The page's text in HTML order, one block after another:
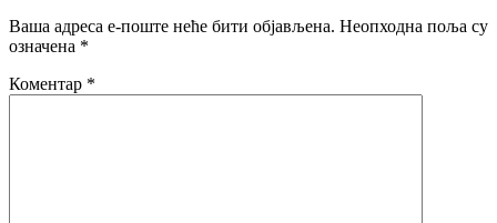
Ваша адреса е-поште неће бити објављена. Неопходна поља су
означена *
Коментар *